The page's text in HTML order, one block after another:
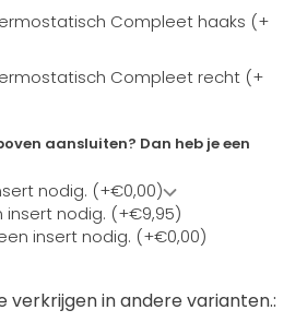
Compleet haaks (+
Compleet recht (+
aansluiten? Dan heb je een
nodig. (+€0,00)
insert nodig. (+€9,95)
insert nodig. (+€0,00)
verkrijgen in andere varianten.: